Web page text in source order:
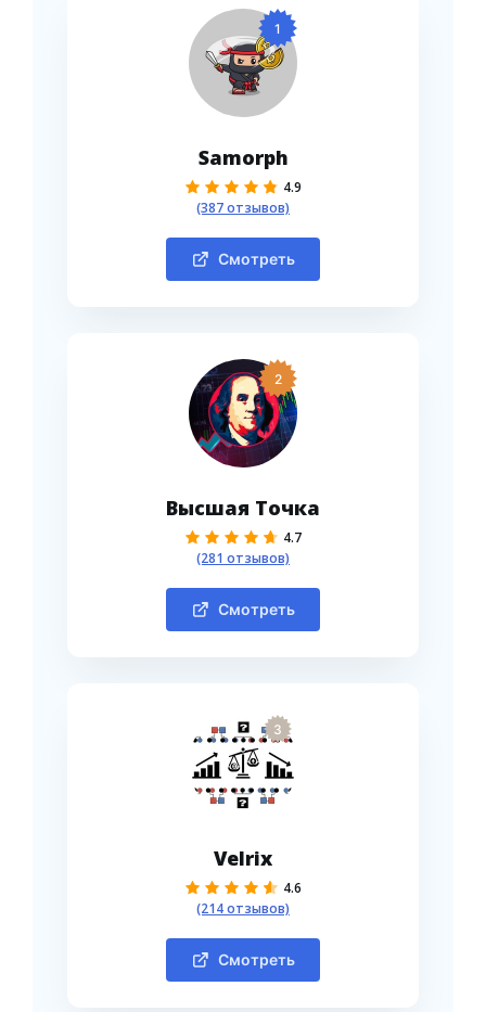
1
Samorph
4.9
(387 отзывов)
Смотреть
2
Высшая Точка
4.7
(281 отзывов)
Смотреть
3
Velrix
4.6
(214 отзывов)
Смотреть